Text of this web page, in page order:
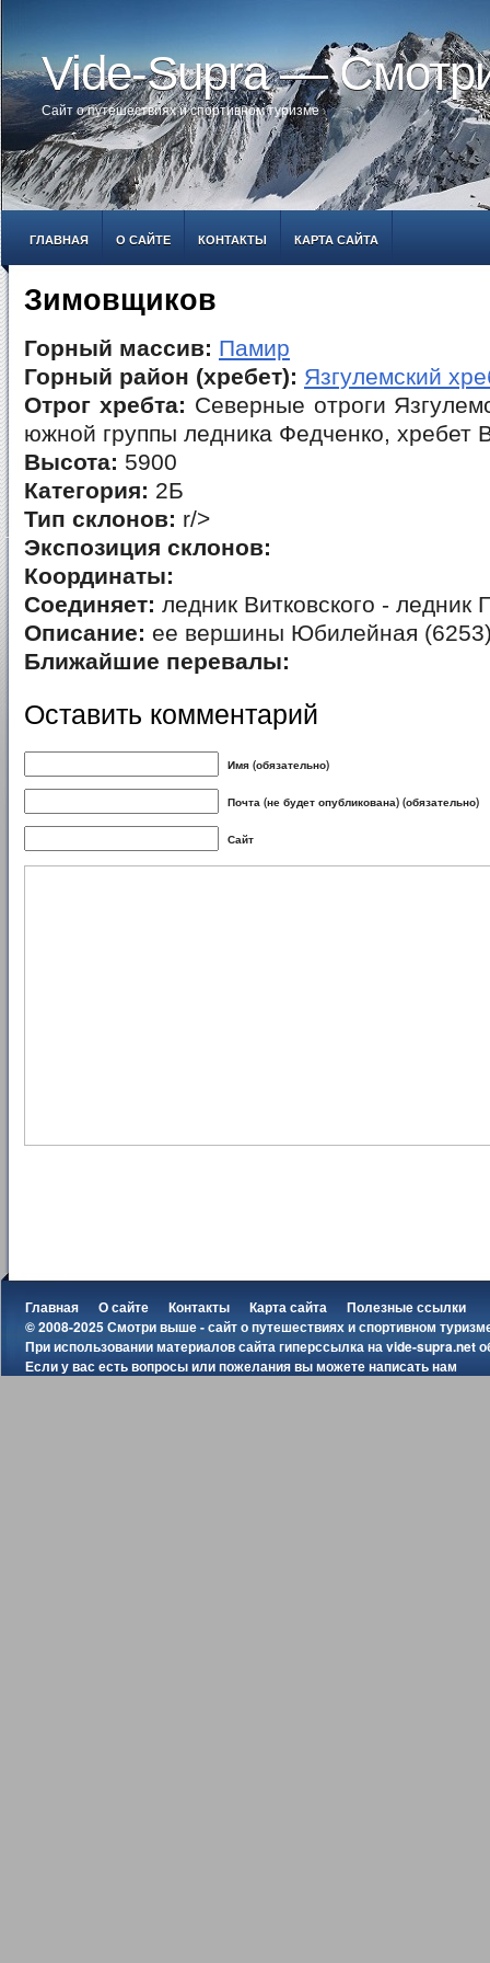
Vide-Supra —
Сайт о путешествиях и спортивном туризме
ГЛАВНАЯ О САЙТЕ КОНТАКТЫ КАРТА САЙТА
Зимовщиков
Горный массив: Памир
Горный район (хребет): Язгулемский
Отрог хребта: Северные отроги
южной группы ледника Федченко, хребет
Высота: 5900
Категория: 2Б
Тип склонов: r/>
Экспозиция склонов:
Координаты:
Соединяет: ледник Витковского - ледник
Описание: ее вершины Юбилейная
Ближайшие перевалы:
Оставить комментарий
Имя (обязательно)
Почта (не будет опубликована) (обязательно)
Сайт
Главная О сайте Контакты Карта сайта
Полезные ссылки
© 2008-2025 Смотри выше - сайт о путешествиях и спортивном
При использовании материалов сайта гиперссылка наvide-supra.net
Если у вас есть вопросы или пожелания вы можетенаписать нам